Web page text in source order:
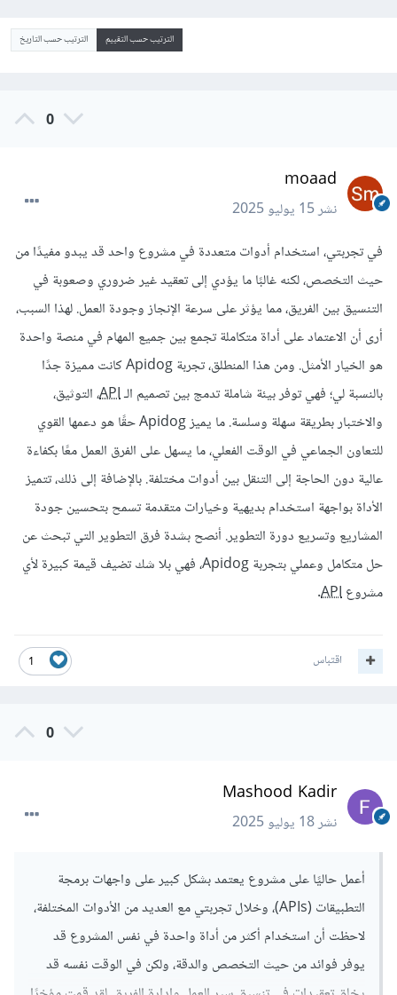
الترتيب حسب التقييم الترتيب حسب التاريخ
0
moaad
نشر15 يوليو 2025
في تجربتي، استخدام أدوات متعددة في مشروع واحد قد يبدو مفيدًا من
حيث التخصص، لكنه غالبًا ما يؤدي إلى تعقيد غير ضروري وصعوبة في
التنسيق بين الفريق، مما يؤثر على سرعة الإنجاز وجودة العمل. لهذا السبب،
أرى أن الاعتماد على أداة متكاملة تجمع بين جميع المهام في منصة واحدة
هو الخيار الأمثل. ومن هذا المنطلق، تجربة Apidog كانت مميزة جدًا
بالنسبة لي؛ فهي توفر بيئة شاملة تدمج بين تصميم الـAPI، التوثيق،
والاختبار بطريقة سهلة وسلسة. ما يميز Apidog حقًا هو دعمها القوي
للتعاون الجماعي في الوقت الفعلي، ما يسهل على الفرق العمل معًا بكفاءة
عالية دون الحاجة إلى التنقل بين أدوات مختلفة. بالإضافة إلى ذلك، تتميز
الأداة بواجهة استخدام بديهية وخيارات متقدمة تسمح بتحسين جودة
المشاريع وتسريع دورة التطوير. أنصح بشدة فرق التطوير التي تبحث عن
حل متكامل وعملي بتجربة Apidog، فهي بلا شك تضيف قيمة كبيرة لأي
مشروعAPI
.
1 اقتباس
0
Mashood Kadir
نشر18 يوليو 2025
أعمل حاليًا على مشروع يعتمد بشكل كبير على واجهات برمجة
التطبيقات (APIs)، وخلال تجربتي مع العديد من الأدوات المختلفة،
لاحظت أن استخدام أكثر من أداة واحدة في نفس المشروع قد
يوفر فوائد من حيث التخصص والدقة، ولكن في الوقت نفسه قد